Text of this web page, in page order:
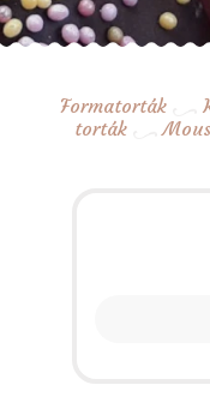
Formatorták
torták